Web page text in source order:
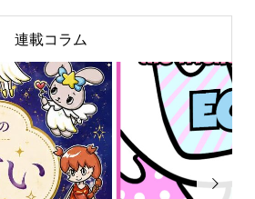
連載コラム
